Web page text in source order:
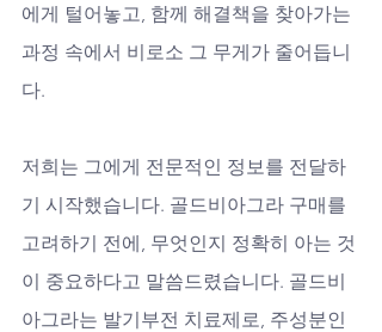
에게 털어놓고, 함께 해결책을 찾아가는
과정 속에서 비로소 그 무게가 줄어듭니
다.
저희는 그에게 전문적인 정보를 전달하
기 시작했습니다. 골드비아그라 구매를
고려하기 전에, 무엇인지 정확히 아는 것
이 중요하다고 말씀드렸습니다. 골드비
아그라는 발기부전 치료제로, 주성분인